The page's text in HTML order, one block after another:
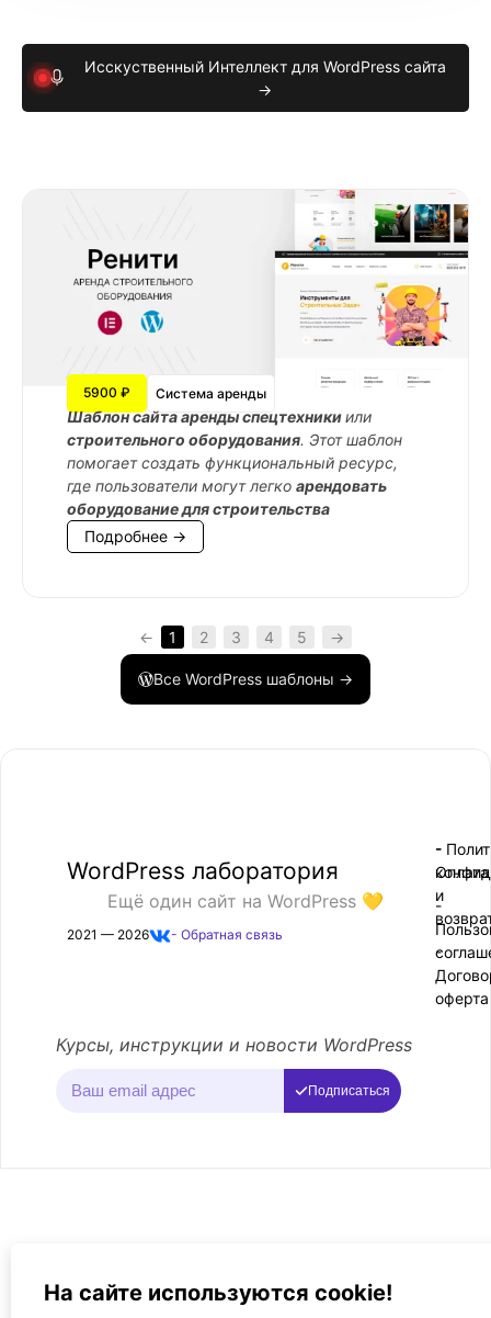
Исскуственный Интеллект для WordPress сайта
→
5900 ₽ Система аренды
Шаблон сайта аренды спецтехникиили
строительного оборудования. Этот шаблон
помогает создать функциональный ресурс,
где пользователи могут легко арендовать
оборудование для строительства
Подробнее →
← 1 2 3 4 5 →
Все WordPress шаблоны →
WordPress лаборатория
Ещё один сайт на WordPress 💛
2021 — 2026 - Обратная связь
-
-
-
Оплата
и
-
оферта
Курсы, инструкции и новости WordPress
Подписаться
На сайте используются cookie!